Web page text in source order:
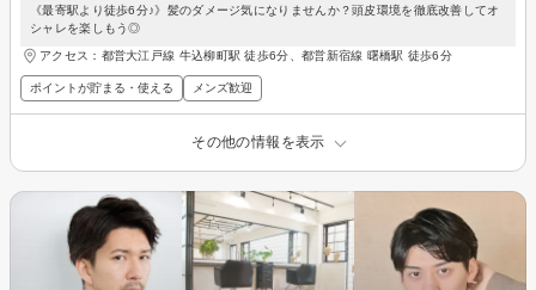
《最寄駅より徒歩6分♪》髪のダメージ気になりませんか？頭皮環境を徹底改善してオ
シャレを楽しもう◎
アクセス：都営大江戸線 牛込柳町駅 徒歩6分、都営新宿線 曙橋駅 徒歩6分
ポイントが貯まる・使える メンズ歓迎
その他の情報を表示